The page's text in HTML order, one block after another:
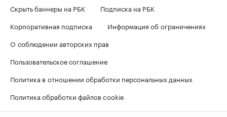
Скрыть баннеры на РБК
Подписка на РБК
Корпоративная подписка
Информация об ограничениях
О соблюдении авторских прав
Пользовательское соглашение
Политика в отношении обработки персональных данных
Политика обработки файлов cookie